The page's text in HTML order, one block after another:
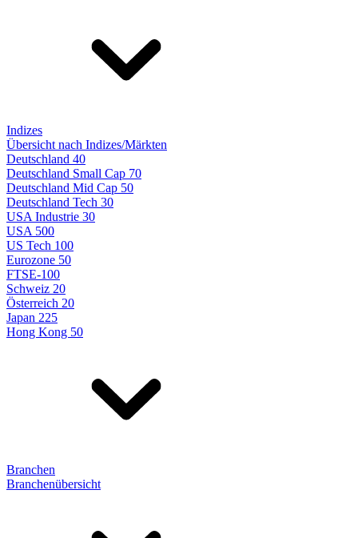
Indizes
Übersicht nach Indizes/Märkten
Deutschland 40
Deutschland Small Cap 70
Deutschland Mid Cap 50
Deutschland Tech 30
USA Industrie 30
USA 500
US Tech 100
Eurozone 50
FTSE-100
Schweiz 20
Österreich 20
Japan 225
Hong Kong 50
Branchen
Branchenübersicht